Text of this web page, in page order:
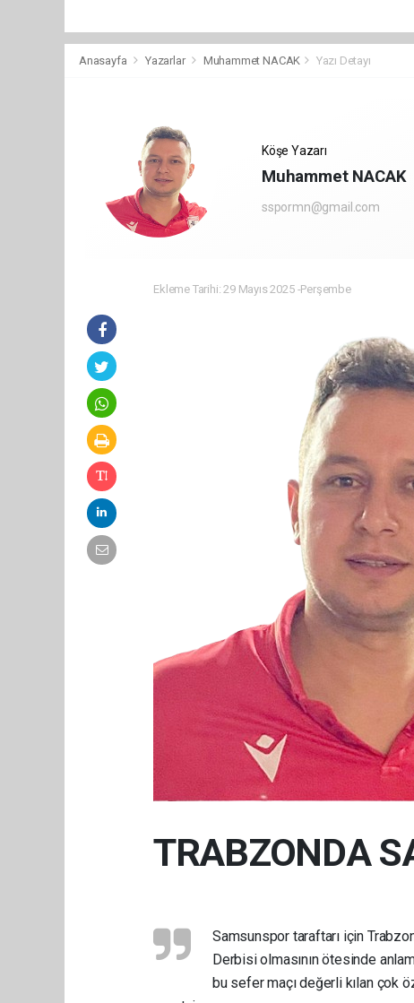
Anasayfa Yazarlar Muhammet NACAK Yazı Detayı
Köşe Yazarı
Muhammet NACAK
sspormn@gmail.com
Ekleme Tarihi: 29 Mayıs 2025 -Perşembe
TRABZONDA
Samsunspor taraftarı için
Derbisi olmasının ötesinde
bu sefer maçı değerli kılan çok